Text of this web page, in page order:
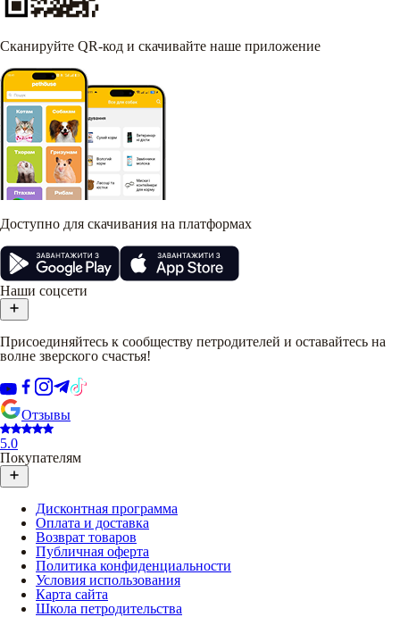
Сканируйте QR-код и скачивайте наше приложение
Доступно для скачивания на платформах
Наши соцсети
Присоединяйтесь к сообществу петродителей и оставайтесь на
волне зверского счастья!
Отзывы
5.0
Покупателям
Дисконтная программа
Оплата и доставка
Возврат товаров
Публичная оферта
Политика конфиденциальности
Условия использования
Карта сайта
Школа петродительства